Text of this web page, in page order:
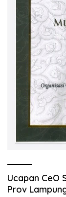
Ucapan CeO
Prov